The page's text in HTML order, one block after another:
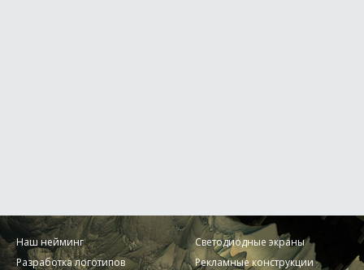
Наш нейминг
Разработка логотипов
Светодиодные экраны
Рекламные конструкции